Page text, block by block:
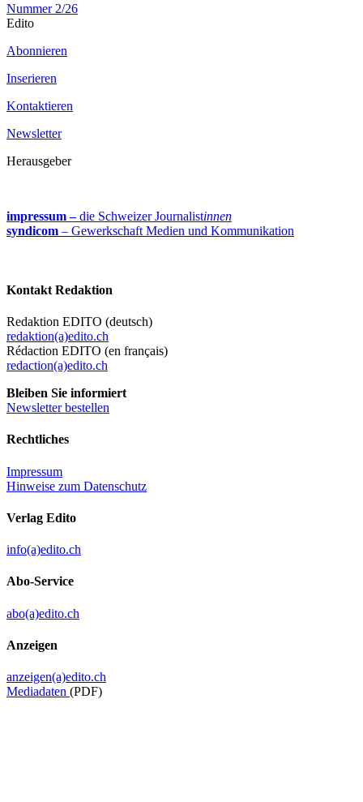
Nummer 2/26
Edito
Abonnieren
Inserieren
Kontaktieren
Newsletter
Herausgeber
impressum –die Schweizer Journalistinnen
syndicom – Gewerkschaft Medien und Kommunikation
Kontakt Redaktion
Redaktion EDITO (deutsch)
redaktion(a)edito.ch
Rédaction EDITO (en français)
redaction(a)edito.ch
Bleiben Sie informiert
Newsletter bestellen
Rechtliches
Impressum
Hinweise zum Datenschutz
Verlag Edito
info(a)edito.ch
Abo-Service
abo(a)edito.ch
Anzeigen
anzeigen(a)edito.ch
Mediadaten (PDF)